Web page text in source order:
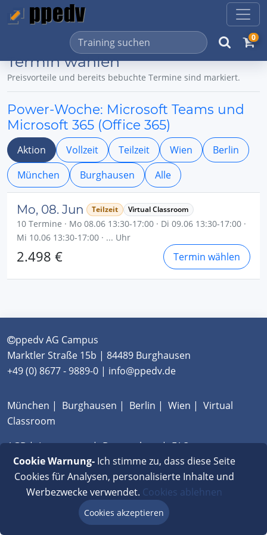
0
Termin wählen
Preisvorteile und bereits bebuchte Termine sind markiert.
Power-Woche: Microsoft Teams und
Microsoft 365 (Office 365)
Aktion Vollzeit Teilzeit Wien
Berlin
München
Burghausen Alle
Mo, 08. Jun Teilzeit Virtual Classroom
10 Termine · Mo 08.06 13:30-17:00 · Di 09.06 13:30-17:00 ·
Mi 10.06 13:30-17:00 · ... Uhr
2.498 € Termin wählen
ppedv AG Campus
Marktler Straße 15b | 84489 Burghausen
+49 (0) 8677 - 9889-0 | info@ppedv.de
München | Burghausen | Berlin | Wien | Virtual
Classroom
AGB|Impressum|Datenschutz|FAQ
Cookie Warnung-Ich stimme zu, dass diese Seite
Cookies für Analysen, personalisierte Inhalte und
Werbezwecke verwendet. Cookies ablehnen
Cookies akzeptieren